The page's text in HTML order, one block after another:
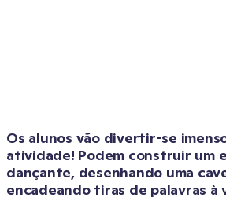
Os alunos vão divertir-se
atividade! Podem construir um
dançante, desenhando uma
encadeando tiras de palavras à